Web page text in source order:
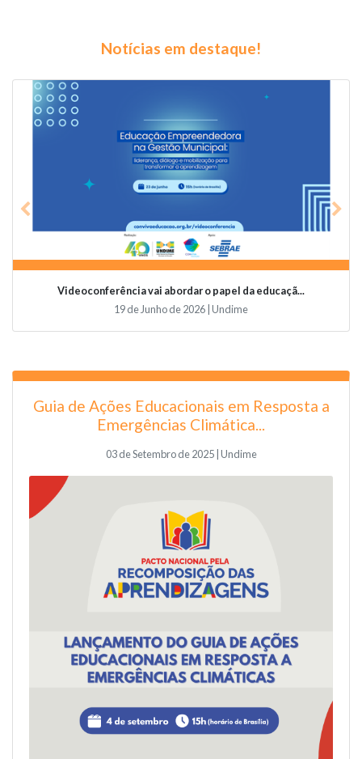
Notícias em destaque!
Videoconferência vai abordar o papel da educaçã...
19 de Junho de 2026 | Undime
Previous
Guia de Ações Educacionais em Resposta a
Emergências Climática...
03 de Setembro de 2025 | Undime